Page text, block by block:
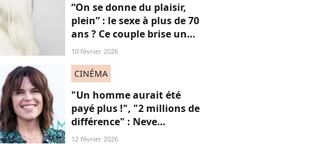
“On se donne du plaisir,
plein” : le sexe à plus de 70
ans ? Ce couple brise un
non-dit sur ces images
10 février 2026
CINÉMA
"Un homme aurait été
payé plus !", "2 millions de
différence" : Neve
Campbell dénonce les
12 février 2026